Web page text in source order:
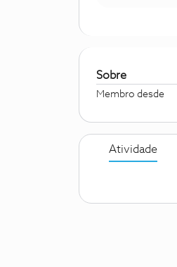
Sobre
Membro desde
Atividade